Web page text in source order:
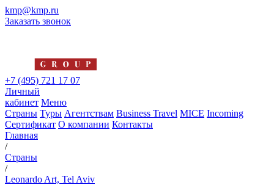
kmp@kmp.ru
Заказать звонок
+7 (495) 721 17 07
Личный
кабинет Меню
Страны Туры Агентствам Business Travel MICE Incoming
Сертификат О компании Контакты
Главная
/
Страны
/
Leonardo Art, Tel Aviv